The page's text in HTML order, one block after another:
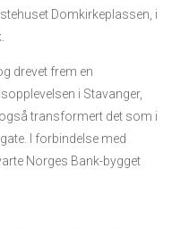
Domkirkeplassen, i
drevet frem en
i Stavanger,
transformert det som i
I forbindelse med
Norges Bank-bygget